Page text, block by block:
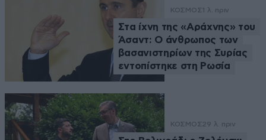
ΚΟΣΜΟΣ 1 λ. πριν
Στα ίχνη της «Αράχνης» του
Άσαντ: Ο άνθρωπος των
βασανιστηρίων της Συρίας
εντοπίστηκε στη Ρωσία
ΚΟΣΜΟΣ29 λ. πριν